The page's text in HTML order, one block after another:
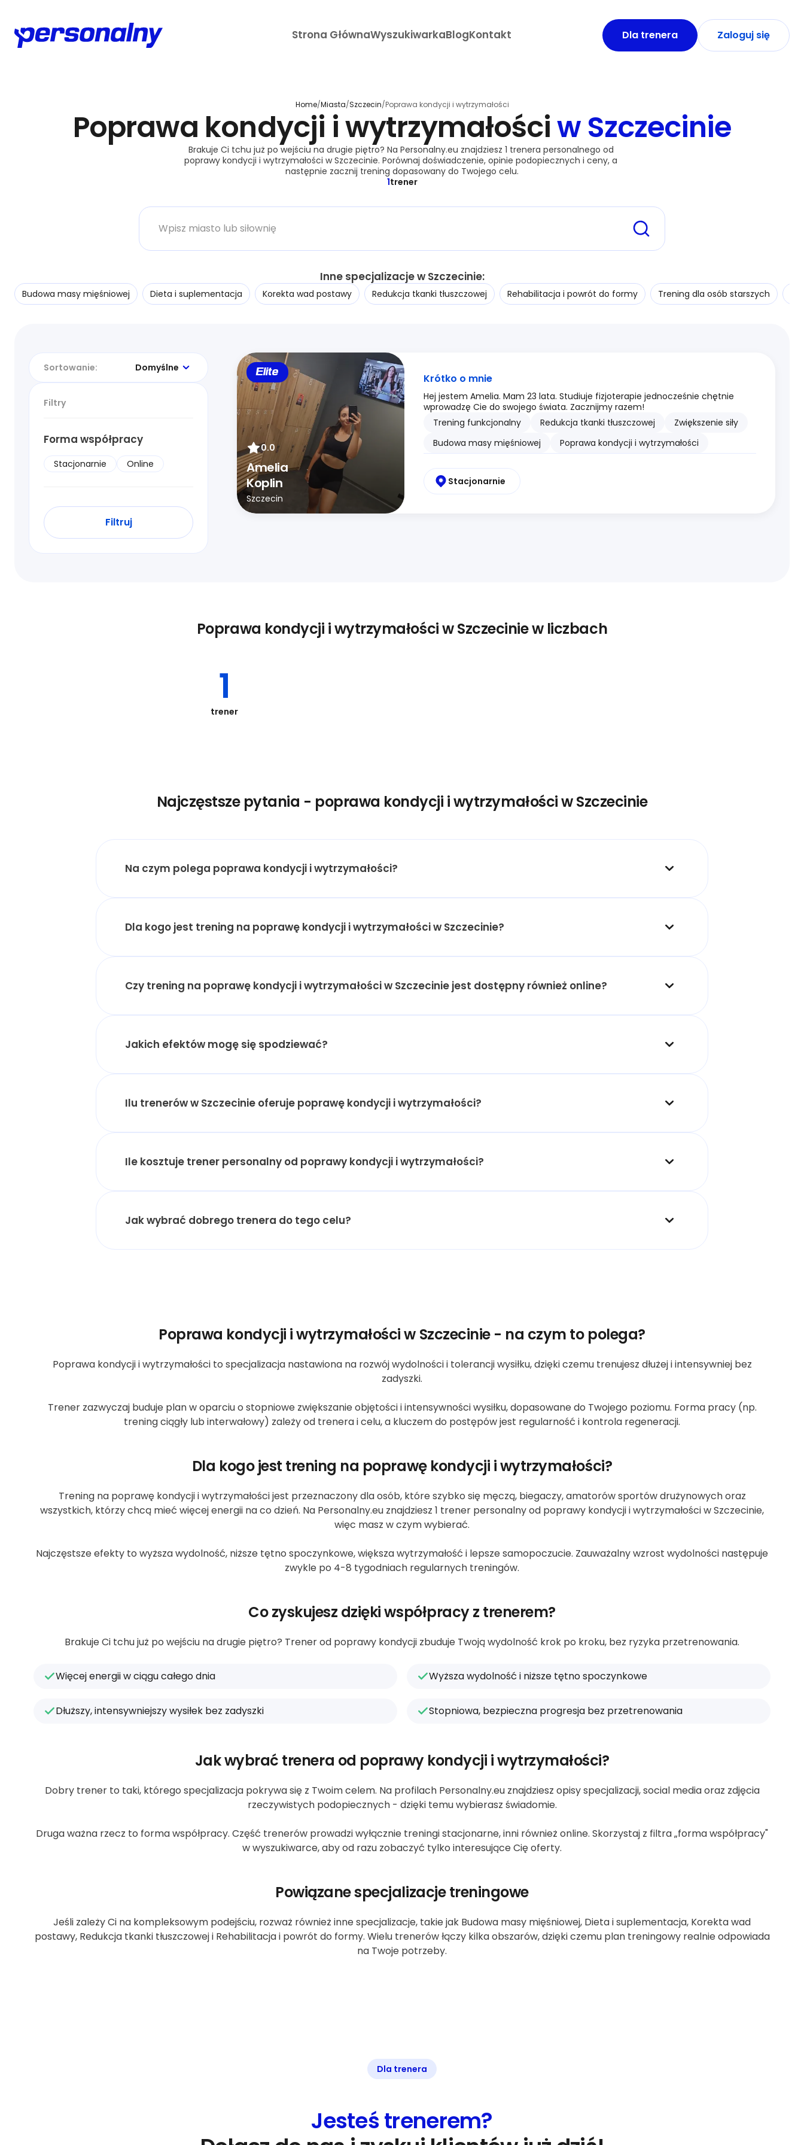
Strona GłównaWyszukiwarkaBlogKontakt Dla trenera Zaloguj się
Home/Miasta/Szczecin/Poprawa kondycji i wytrzymałości
Poprawa kondycji i wytrzymałościw Szczecinie
Brakuje Ci tchu już po wejściu na drugie piętro? Na Personalny.eu znajdziesz 1 trenera personalnego od
poprawy kondycji i wytrzymałości w Szczecinie. Porównaj doświadczenie, opinie podopiecznych i ceny, a
następnie zacznij trening dopasowany do Twojego celu.
1trener
Miasto lub siłownia
Inne specjalizacje w Szczecinie:
Budowa masy mięśniowej Dieta i suplementacja Korekta wad postawy Redukcja tkanki tłuszczowej Rehabilitacja i powrót do formy Trening dla osób starszych
Sortowanie: Domyślne
Filtry
Forma współpracy
Stacjonarnie Online
Filtruj
Elite
0.0
Amelia
Koplin
Szczecin
Krótko o mnie
Hej jestem Amelia. Mam 23 lata. Studiuje fizjoterapie jednocześnie chętnie
wprowadzę Cie do swojego świata. Zacznijmy razem!
Trening funkcjonalny
Redukcja tkanki tłuszczowej
Zwiększenie siły
Budowa masy mięśniowej
Poprawa kondycji i wytrzymałości
Stacjonarnie
Poprawa kondycji i wytrzymałości w Szczecinie w liczbach
1
trener
Najczęstsze pytania - poprawa kondycji i wytrzymałości w Szczecinie
Na czym polega poprawa kondycji i wytrzymałości?
Dla kogo jest trening na poprawę kondycji i wytrzymałości w Szczecinie?
Czy trening na poprawę kondycji i wytrzymałości w Szczecinie jest dostępny również online?
Jakich efektów mogę się spodziewać?
Ilu trenerów w Szczecinie oferuje poprawę kondycji i wytrzymałości?
Ile kosztuje trener personalny od poprawy kondycji i wytrzymałości?
Jak wybrać dobrego trenera do tego celu?
Poprawa kondycji i wytrzymałości w Szczecinie - na czym to polega?
Poprawa kondycji i wytrzymałości to specjalizacja nastawiona na rozwój wydolności i tolerancji wysiłku, dzięki czemu trenujesz dłużej i intensywniej bez
zadyszki.
Trener zazwyczaj buduje plan w oparciu o stopniowe zwiększanie objętości i intensywności wysiłku, dopasowane do Twojego poziomu. Forma pracy (np.
trening ciągły lub interwałowy) zależy od trenera i celu, a kluczem do postępów jest regularność i kontrola regeneracji.
Dla kogo jest trening na poprawę kondycji i wytrzymałości?
Trening na poprawę kondycji i wytrzymałości jest przeznaczony dla osób, które szybko się męczą, biegaczy, amatorów sportów drużynowych oraz
wszystkich, którzy chcą mieć więcej energii na co dzień. Na Personalny.eu znajdziesz 1 trener personalny od poprawy kondycji i wytrzymałości w Szczecinie,
więc masz w czym wybierać.
Najczęstsze efekty to wyższa wydolność, niższe tętno spoczynkowe, większa wytrzymałość i lepsze samopoczucie. Zauważalny wzrost wydolności następuje
zwykle po 4-8 tygodniach regularnych treningów.
Co zyskujesz dzięki współpracy z trenerem?
Brakuje Ci tchu już po wejściu na drugie piętro? Trener od poprawy kondycji zbuduje Twoją wydolność krok po kroku, bez ryzyka przetrenowania.
Więcej energii w ciągu całego dnia Wyższa wydolność i niższe tętno spoczynkowe
Dłuższy, intensywniejszy wysiłek bez zadyszki Stopniowa, bezpieczna progresja bez przetrenowania
Jak wybrać trenera od poprawy kondycji i wytrzymałości?
Dobry trener to taki, którego specjalizacja pokrywa się z Twoim celem. Na profilach Personalny.eu znajdziesz opisy specjalizacji, social media oraz zdjęcia
rzeczywistych podopiecznych - dzięki temu wybierasz świadomie.
Druga ważna rzecz to forma współpracy. Część trenerów prowadzi wyłącznie treningi stacjonarne, inni również online. Skorzystaj z filtra „forma współpracy"
w wyszukiwarce, aby od razu zobaczyć tylko interesujące Cię oferty.
Powiązane specjalizacje treningowe
Jeśli zależy Ci na kompleksowym podejściu, rozważ również inne specjalizacje, takie jak Budowa masy mięśniowej, Dieta i suplementacja, Korekta wad
postawy, Redukcja tkanki tłuszczowej i Rehabilitacja i powrót do formy. Wielu trenerów łączy kilka obszarów, dzięki czemu plan treningowy realnie odpowiada
na Twoje potrzeby.
Dla trenera
Jesteś trenerem?